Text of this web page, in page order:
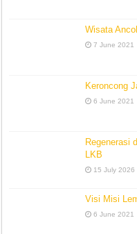
Wisata
7 June 2021
Keroncong
6 June 2021
Regenerasi
LKB
15 July 2026
Visi Misi
6 June 2021